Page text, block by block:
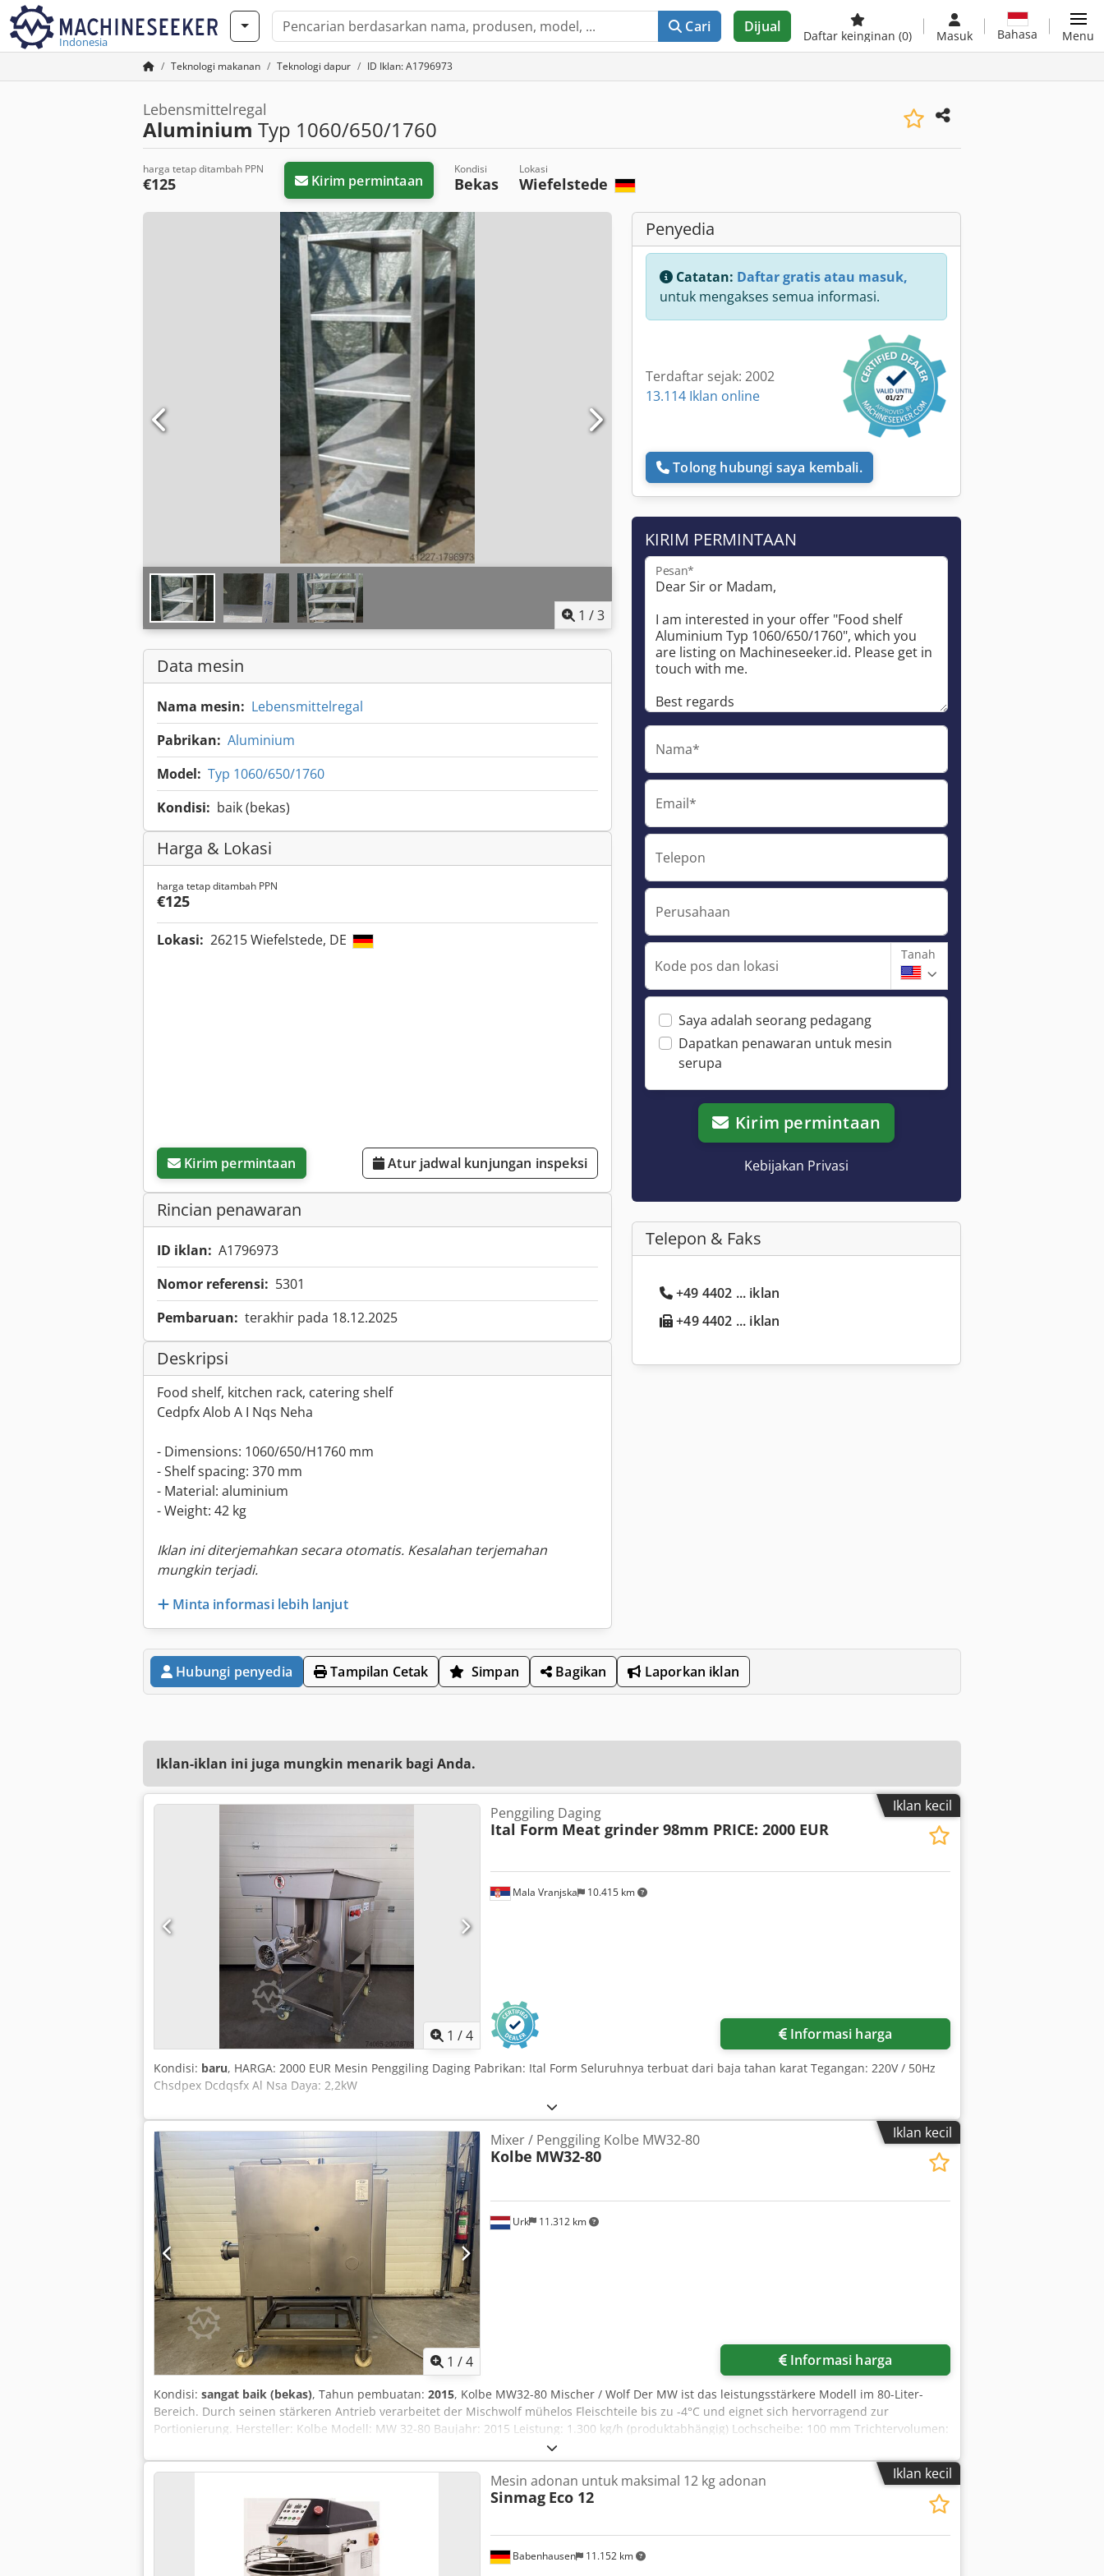
Indonesia
Cari Dijual
Daftar keinginan (0) Masuk Bahasa Menu
Teknologi makanan Teknologi dapur ID Iklan: A1796973
Lebensmittelregal
Aluminium Typ 1060/650/1760
harga tetap ditambah PPN
€125 Kirim permintaan
Kondisi
Bekas
Lokasi
Wiefelstede
1 /3
Data mesin
Nama mesin: Lebensmittelregal
Pabrikan: Aluminium
Model: Typ 1060/650/1760
Kondisi: baik (bekas)
Harga & Lokasi
harga tetap ditambah PPN
€125
Lokasi: 26215 Wiefelstede, DE
Kirim permintaan Atur jadwal kunjungan inspeksi
Rincian penawaran
ID iklan: A1796973
Nomor referensi: 5301
Pembaruan: terakhir pada 18.12.2025
Deskripsi
Food shelf, kitchen rack, catering shelf
Cedpfx Alob A I Nqs Neha
- Dimensions: 1060/650/H1760 mm
- Shelf spacing: 370 mm
- Material: aluminium
- Weight: 42 kg
Iklan ini diterjemahkan secara otomatis. Kesalahan terjemahan
mungkin terjadi.
Minta informasi lebih lanjut
Penyedia
Catatan: Daftar gratis atau masuk,
untuk mengakses semua informasi.
Terdaftar sejak: 2002
13.114 Iklan online
Tolong hubungi saya kembali.
KIRIM PERMINTAAN
Pesan*
Nama*
Email*
Telepon
Perusahaan
Kode pos dan lokasi
Tanah
Saya adalah seorang pedagang
Dapatkan penawaran untuk mesin
serupa
Kirim permintaan
Kebijakan Privasi
Telepon & Faks
+49 4402 ... iklan
+49 4402 ... iklan
Hubungi penyedia Tampilan Cetak Simpan Bagikan Laporkan iklan
Iklan-iklan ini juga mungkin menarik bagi Anda.
Iklan kecil
1 /4
Mala Vranjska 10.415 km
Penggiling Daging
Ital Form Meat grinder 98mm PRICE: 2000 EUR
Informasi harga
Kondisi: baru, HARGA: 2000 EUR Mesin Penggiling Daging Pabrikan: Ital Form Seluruhnya terbuat dari baja tahan karat Tegangan: 220V / 50Hz
Chsdpex Dcdqsfx Al Nsa Daya: 2,2kW
Iklan kecil
1 /4
Urk 11.312 km
Mixer / Penggiling Kolbe MW32-80
Kolbe MW32-80
Informasi harga
Kondisi: sangat baik (bekas), Tahun pembuatan: 2015, Kolbe MW32-80 Mischer / Wolf Der MW ist das leistungsstärkere Modell im 80-Liter-
Bereich. Durch seinen stärkeren Antrieb verarbeitet der Mischwolf mühelos Fleischteile bis zu -4°C und eignet sich hervorragend zur
Portionierung. Hersteller: Kolbe Modell: MW 32-80 Baujahr: 2015 Leistung: 1.300 kg/h (produktabhängig) Lochscheibe: 100 mm Trichtervolumen:
80 Liter Chodpfxjv S Izbo Al Nsa Chargengröße (Mischen/Wolfen): 60 kg Leistung: 6,25 kW / 400 V Maschinenabmessungen LxBxH: 1.237 x 685 x
1.325 mm Maschinengewicht: 380 kg
Iklan kecil
Babenhausen 11.152 km
Mesin adonan untuk maksimal 12 kg adonan
Sinmag Eco 12